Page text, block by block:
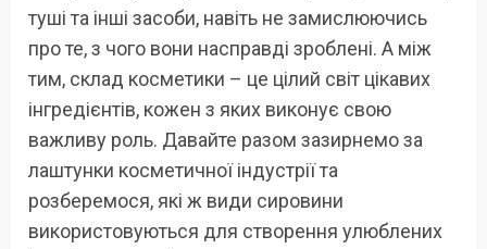
туші та інші засоби, навіть не замислюючись
про те, з чого вони насправді зроблені. А між
тим, склад косметики – це цілий світ цікавих
інгредієнтів, кожен з яких виконує свою
важливу роль. Давайте разом зазирнемо за
лаштунки косметичної індустрії та
розберемося, які ж види сировини
використовуються для створення улюблених